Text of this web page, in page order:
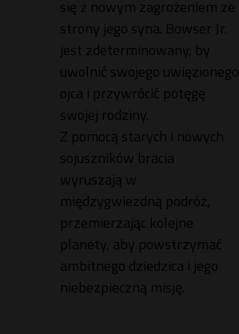
się z nowym zagrożeniem ze
strony jego syna. Bowser Jr.
jest zdeterminowany, by
uwolnić swojego uwięzionego
ojca i przywrócić potęgę
swojej rodziny.
Z pomocą starych i nowych
sojuszników bracia
wyruszają w
międzygwiezdną podróż,
przemierzając kolejne
planety, aby powstrzymać
ambitnego dziedzica i jego
niebezpieczną misję.